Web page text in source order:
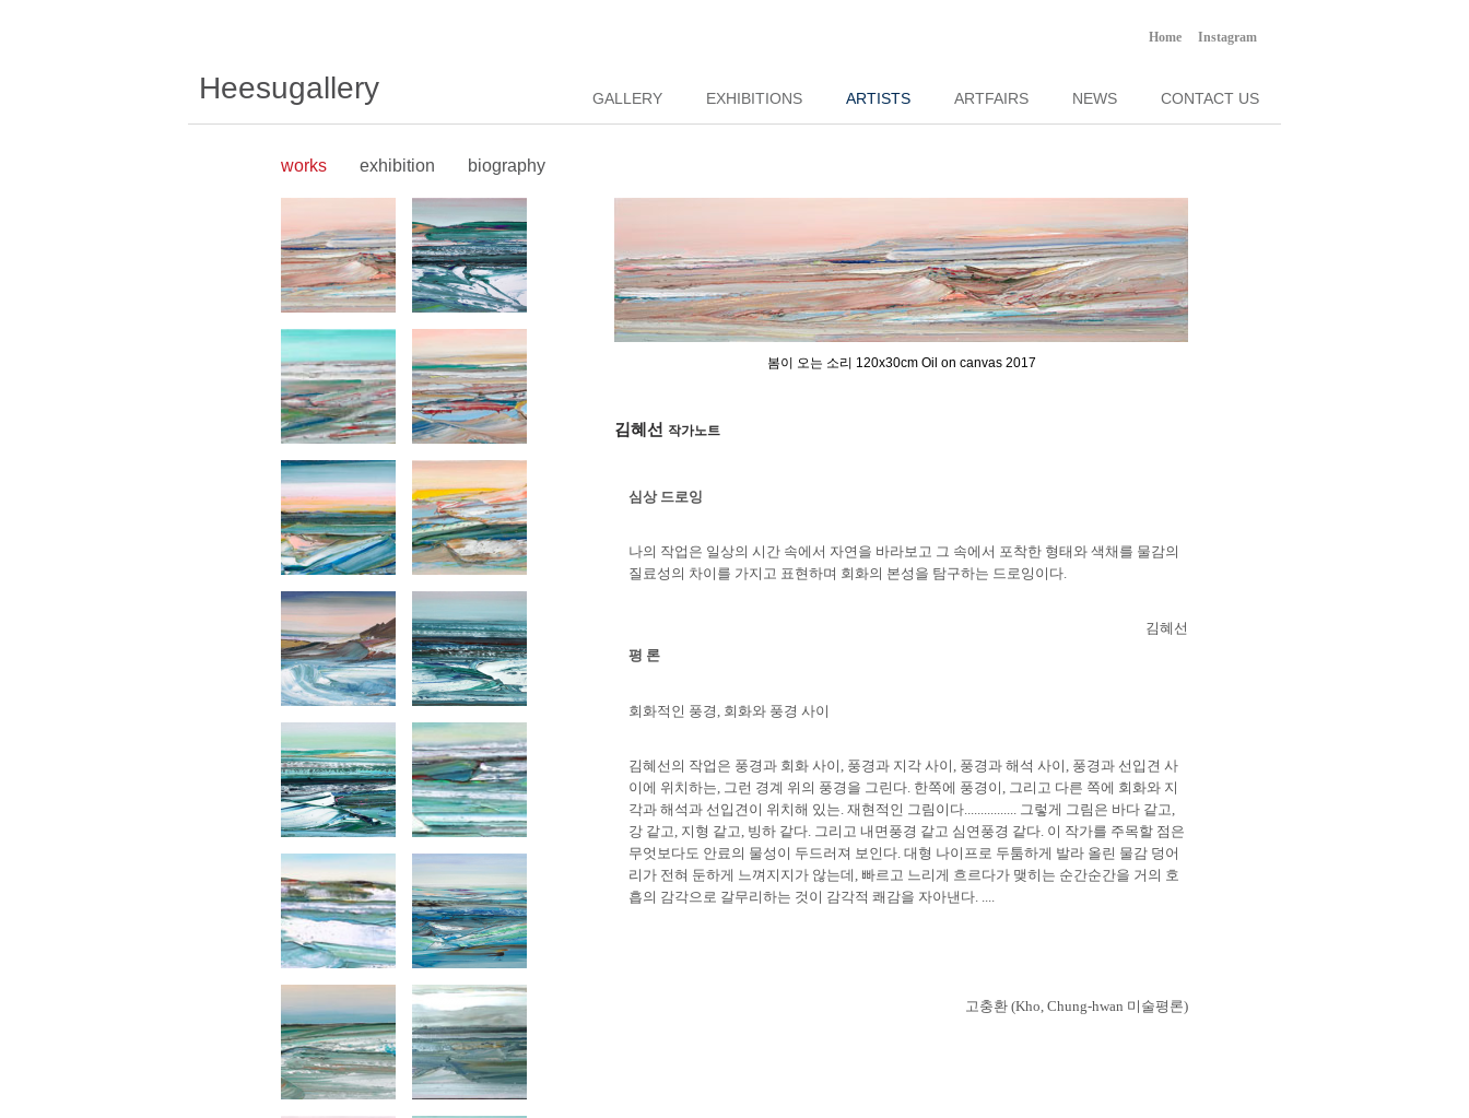
Home Instagram
Heesugallery GALLERY EXHIBITIONS ARTISTS ARTFAIRS NEWS CONTACT US
works exhibition biography
봄이 오는 소리 120x30cm Oil on canvas 2017
김혜선 작가노트
심상 드로잉
나의 작업은 일상의 시간 속에서 자연을 바라보고 그 속에서 포착한 형태와 색채를 물감의
질료성의 차이를 가지고 표현하며 회화의 본성을 탐구하는 드로잉이다.
김혜선
평 론
회화적인 풍경 , 회화와 풍경 사이
김혜선의 작업은 풍경과 회화 사이 , 풍경과 지각 사이 , 풍경과 해석 사이 , 풍경과 선입견 사
이에 위치하는, 그런 경계 위의 풍경을 그린다. 한쪽에 풍경이 , 그리고 다른 쪽에 회화와 지
각과 해석과 선입견이 위치해 있는.재현적인 그림이다................ 그렇게 그림은 바다 같고,
강 같고, 지형 같고, 빙하 같다. 그리고 내면풍경 같고 심연풍경 같다. 이 작가를 주목할 점은
무엇보다도 안료의 물성이 두드러져 보인다.대형 나이프로 두툼하게 발라 올린 물감 덩어
리가 전혀 둔하게 느껴지지가 않는데 , 빠르고 느리게 흐르다가 맺히는 순간순간을 거의 호
흡의 감각으로 갈무리하는 것이 감각적 쾌감을 자아낸다. ....
고충환 (Kho, Chung-hwan 미술평론)